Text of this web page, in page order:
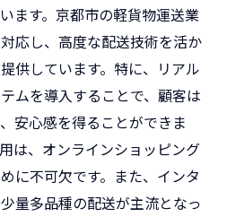
ます。京都市の軽貨物運送業
応し、高度な配送技術を活か
供しています。特に、リアル
ムを導入することで、顧客は
安心感を得ることができま
は、オンラインショッピング
に不可欠です。また、インタ
量多品種の配送が主流となっ